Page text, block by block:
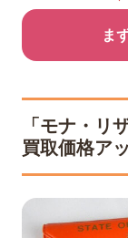
ま
「モナ・リ
買取価格ア